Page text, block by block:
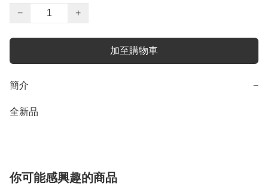
−
+
加至購物車
簡介 −
全新品
你可能感興趣的商品